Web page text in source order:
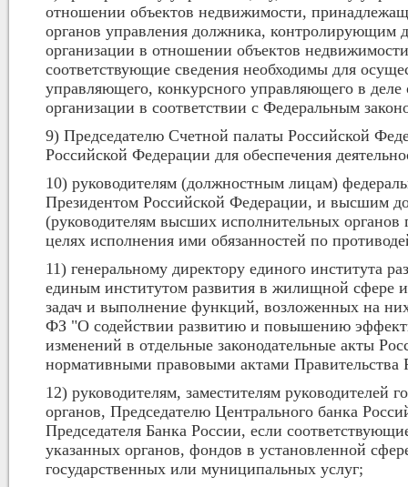
отношении объектов недвижимости,
органов управления должника,
организации в отношении объектов
соответствующие сведения необходимы для
управляющего, конкурсного управляющего в
организации в соответствии с Федеральным
9) Председателю Счетной палаты Российской
Российской Федерации для обеспечения
10) руководителям (должностным лицам)
Президентом Российской Федерации, и высшим
(руководителям высших исполнительных органов
целях исполнения ими обязанностей по
11) генеральному директору единого института
единым институтом развития в жилищной сфере
задач и выполнение функций, возложенных на
ФЗ "О содействии развитию и повышению
изменений в отдельные законодательные акты
нормативными правовыми актами Правительства
12) руководителям, заместителям
органов, Председателю Центрального банка
Председателя Банка России, если
указанных органов, фондов в установленной
государственных или муниципальных услуг;